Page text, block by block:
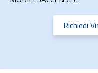
Richiedi